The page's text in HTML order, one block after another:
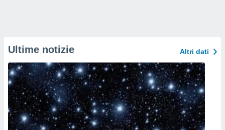
Ultime notizie Altri dati